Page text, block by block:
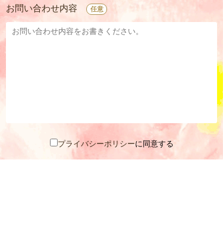
お問い合わせ内容 任意
プライバシーポリシーに同意する